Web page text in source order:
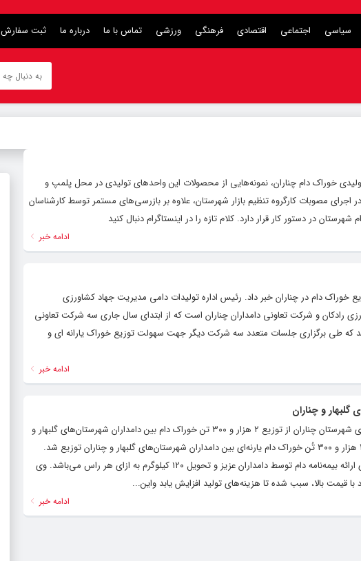
سیاسی اجتماعی اقتصادی فرهنگی ورزشی تماس با ما درباره ما ثبت سفارش
خوراک دام چناران، نمونه‌هایی از محصولات این واحدهای تولیدی در محل پلمپ و
مصوبات کارگروه تنظیم بازار شهرستان، علاوه بر بازرسی‌های مستمر توسط کارشناسان
در دستور کار قرار دارد. کلام تازه را در اینستاگرام دنبال کنید
ادامه خبر
دام در چناران خبر داد. رئیس اداره تولیدات دامی مدیریت جهاد کشاورزی
و شرکت تعاونی دامداران چناران است که از ابتدای سال جاری سه شرکت تعاونی
که طی برگزاری جلسات متعدد سه شرکت دیگر جهت سهولت توزیع خوراک یارانه ای و
ادامه خبر
کلام تازه | رئیس اداره تولیدات دامی مدیریت جهاد کشاورزی شهرستان چناران از توزیع ۲ هزار و ۳۰۰ تن خوراک دام بین دامداران شهرستان‌های گلبهار و
چناران خبر داد. مهدی کسرایی در گفتگو با کلام تازه گفت: ۲ هزار و ۳۰۰ تُن خوراک دام یارنه‌ای بین دامداران شهرستان‌های گلبهار و چناران توزیع شد.
کسرایی بیان کرد: یکی از شرایط دریافت کنسانتره گاو شیری ارائه بیمه‌نامه دام توسط دامداران عزیز و تحویل ۱۲۰ کیلوگرم به ازای هر راس می‌باشد. وی
قیمت بالا، سبب شده تا هزینه‌های تولید افزایش یابد واین...
ادامه خبر